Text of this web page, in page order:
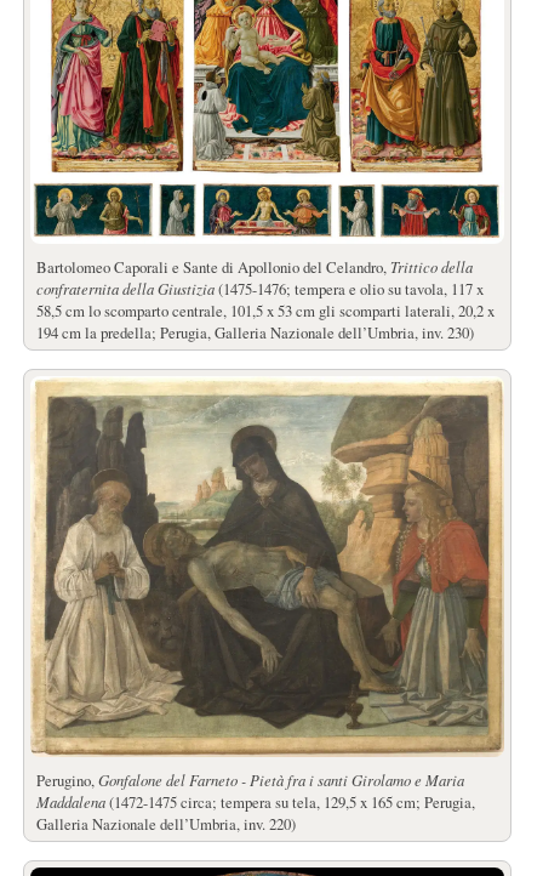
Bartolomeo Caporali e Sante di Apollonio del Celandro, Trittico della
confraternita della Giustizia(1475-1476; tempera e olio su tavola, 117 x
58,5 cm lo scomparto centrale, 101,5 x 53 cm gli scomparti laterali, 20,2 x
194 cm la predella; Perugia, Galleria Nazionale dell’Umbria, inv. 230)
Perugino,Gonfalone del Farneto - Pietà fra i santi Girolamo e Maria
Maddalena(1472-1475 circa; tempera su tela, 129,5 x 165 cm; Perugia,
Galleria Nazionale dell’Umbria, inv. 220)